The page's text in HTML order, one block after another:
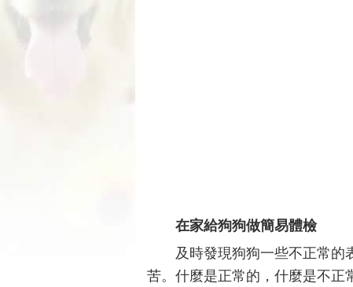
在家給狗狗做簡易體檢
及時發現狗狗一些不正常的
苦。什麼是正常的，什麼是不正